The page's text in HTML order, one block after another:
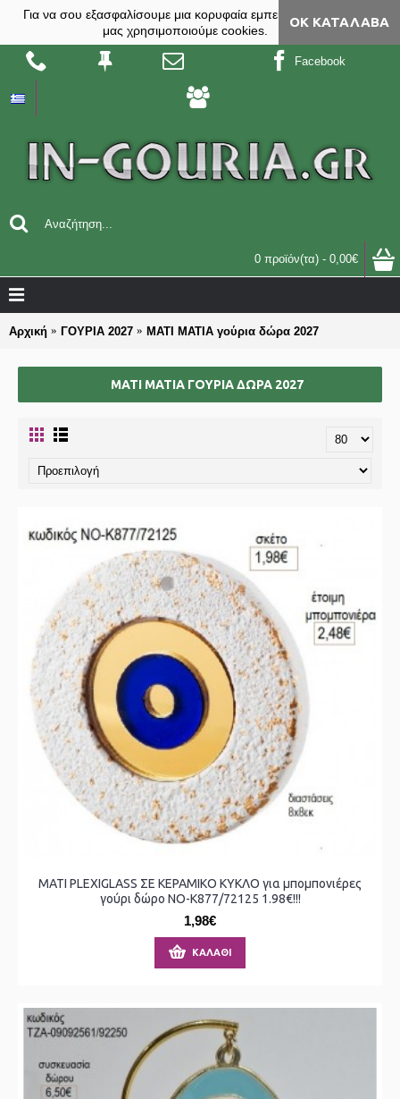
Για να σου εξασφαλίσουμε μια κορυφαία εμπειρία, στο site
μας χρησιμοποιούμε cookies.
ΟΚ ΚΑΤΆΛΑΒΑ
Facebook
0 προϊόν(τα) - 0,00€
Αρχική ΓΟΥΡΙΑ 2027 ΜΑΤΙ ΜΑΤΙΑ γούρια δώρα 2027
ΜΑΤΙ ΜΑΤΙΑ ΓΟΎΡΙΑ ΔΏΡΑ 2027
ΜΑΤΙ PLEXIGLASS ΣΕ ΚΕΡΑΜΙΚΟ ΚΥΚΛΟ για μπομπονιέρες
γούρι δώρο ΝΟ-Κ877/72125 1.98€!!!
1,98€
ΚΑΛΆΘΙ